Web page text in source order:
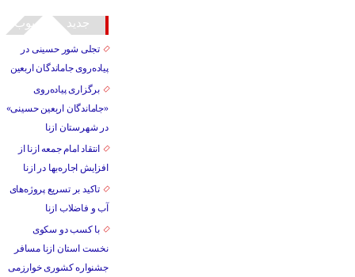
جدید محبوب
تجلی شور حسینی در
پیاده‌روی جاماندگان اربعین
برگزاری پیاده‌روی
«جاماندگان اربعین حسینی»
در شهرستان ازنا
انتقاد امام جمعه ازنا از
افزایش اجاره‌بها در ازنا
تاکید بر تسریع پروژه‌های
آب و فاضلاب ازنا
با کسب دو سکوی
نخست استان ازنا مسافر
جشنواره کشوری خوارزمی